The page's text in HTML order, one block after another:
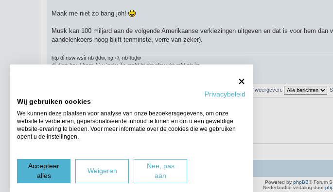
Maak me niet zo bang joh!
Musk kan 100 miljard aan de volgende Amerikaanse verkiezingen uitgeven en dat is voor hem dan
aandelenkoers hoog blijft tenminste, verre van zeker).
ḥtp dỉ nsw wsỉr nb ḏdw, nṯr ꜥꜣ, nb ꜣbḏw
dỉ=f prt-ḫrw t ḥnqt, kꜣw ꜣpdw, šs mnḥt ḫt nbt nfrt wꜥbt ꜥnḫt nṯr ỉm
Berichten van vorige weergeven:
Plaats reactie
Terug naar “Algemene Zaken”
WIE IS ER ONLINE
Forumoverzicht
Powered by phpBB® Forum
Nederlandse vertaling door
Privacybeleid
Wij gebruiken cookies
We kunnen deze plaatsen voor analyse van onze bezoekersgegevens, om onze
website te verbeteren, gepersonaliseerde inhoud te tonen en om u een geweldige
website-ervaring te bieden. Voor meer informatie over de cookies die we gebruiken
opent u de instellingen.
Accepteer
alles
Weigeren
Nee, pas
aan